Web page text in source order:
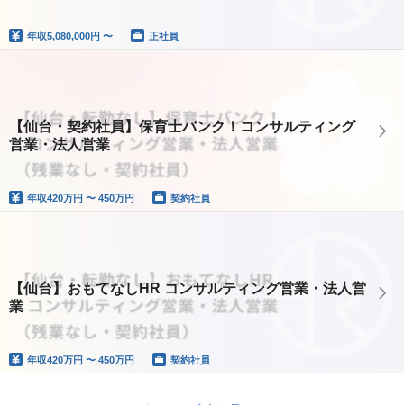
年収5,080,000円 〜 正社員
【仙台・契約社員】保育士バンク！コンサルティング
営業・法人営業
年収420万円 〜 450万円 契約社員
【仙台】おもてなしHR コンサルティング営業・法人営
業
年収420万円 〜 450万円 契約社員